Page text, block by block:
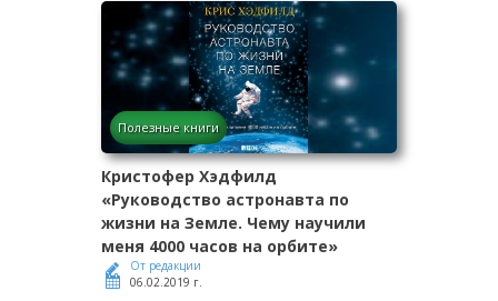
Полезные книги
Кристофер Хэдфилд
«Руководство астронавта по
жизни на Земле. Чему научили
меня 4000 часов на орбите»
От редакции
06.02.2019 г.